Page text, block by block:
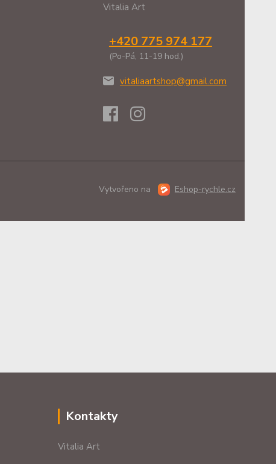
Vitalia Art
+420 775 974 177
(Po-Pá, 11-19 hod.)
vitaliaartshop@gmail.com
Vytvořeno na Eshop-rychle.cz
Kontakty
Vitalia Art